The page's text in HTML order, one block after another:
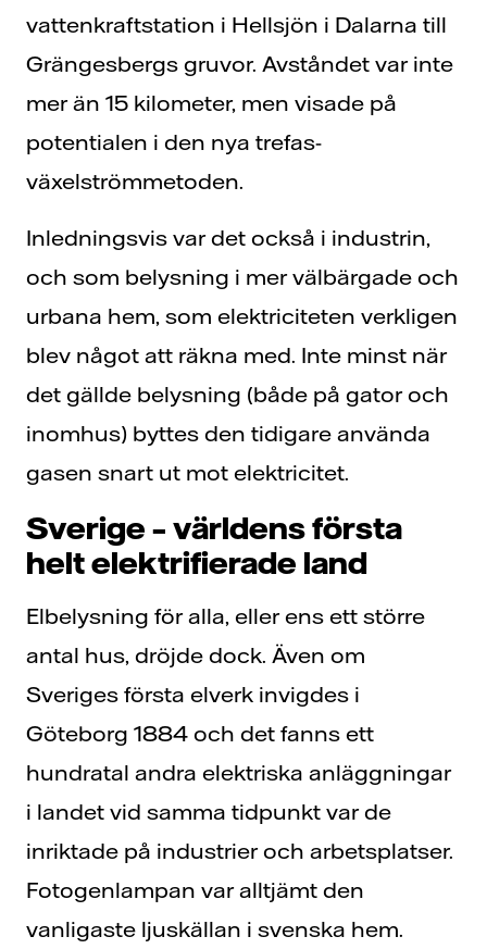
vattenkraftstation i Hellsjön i Dalarna till
Grängesbergs gruvor. Avståndet var inte
mer än 15 kilometer, men visade på
potentialen i den nya trefas-
växelströmmetoden.
Inledningsvis var det också i industrin,
och som belysning i mer välbärgade och
urbana hem, som elektriciteten verkligen
blev något att räkna med. Inte minst när
det gällde belysning (både på gator och
inomhus) byttes den tidigare använda
gasen snart ut mot elektricitet.
Sverige – världens första
helt elektrifierade land
Elbelysning för alla, eller ens ett större
antal hus, dröjde dock. Även om
Sveriges första elverk invigdes i
Göteborg 1884 och det fanns ett
hundratal andra elektriska anläggningar
i landet vid samma tidpunkt var de
inriktade på industrier och arbetsplatser.
Fotogenlampan var alltjämt den
vanligaste ljuskällan i svenska hem.